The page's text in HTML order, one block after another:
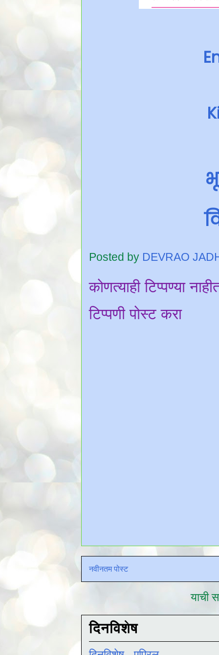
Posted by DEVRAO
कोणत्याही टिप्पण्‍या
टिप्पणी पोस्ट करा
नवीनतम पोस्ट
याची
दिनविशेष